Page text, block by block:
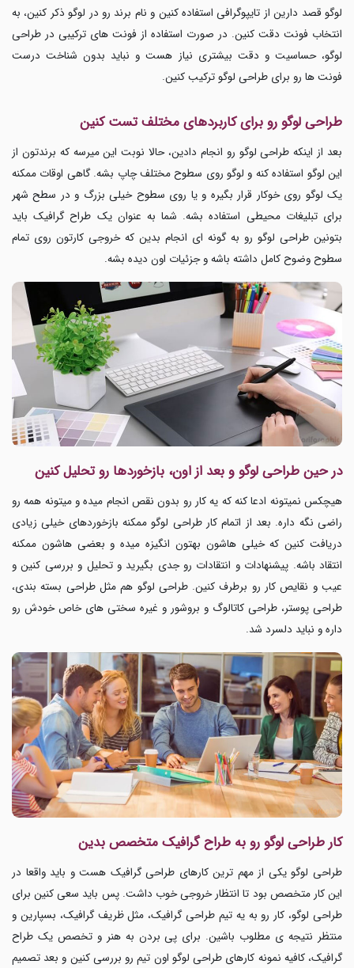
لوگو قصد دارین از تایپوگرافی استفاده کنین و نام برند رو در لوگو ذکر کنین، به
انتخاب فونت دقت کنین. در صورت استفاده از فونت های ترکیبی در طراحی
لوگو، حساسیت و دقت بیشتری نیاز هست و نباید بدون شناخت درست
فونت ها رو برای طراحی لوگو ترکیب کنین.
طراحی لوگو رو برای کاربردهای مختلف تست کنین
بعد از اینکه طراحی لوگو رو انجام دادین، حالا نوبت این میرسه که برندتون از
این لوگو استفاده کنه و لوگو روی سطوح مختلف چاپ بشه. گاهی اوقات ممکنه
یک لوگو روی خوکار قرار بگیره و یا روی سطوح خیلی بزرگ و در سطح شهر
برای تبلیغات محیطی استفاده بشه. شما به عنوان یک طراح گرافیک باید
بتونین طراحی لوگو رو به گونه ای انجام بدین که خروجی کارتون روی تمام
سطوح وضوح کامل داشته باشه و جزئیات اون دیده بشه.
در حین طراحی لوگو و بعد از اون، بازخوردها رو تحلیل کنین
هیچکس نمیتونه ادعا کنه که یه کار رو بدون نقص انجام میده و میتونه همه رو
راضی نگه داره. بعد از اتمام کار طراحی لوگو ممکنه بازخوردهای خیلی زیادی
دریافت کنین که خیلی هاشون بهتون انگیزه میده و بعضی هاشون ممکنه
انتقاد باشه. پیشنهادات و انتقادات رو جدی بگیرید و تحلیل و بررسی کنین و
عیب و نقایص کار رو برطرف کنین. طراحی لوگو هم مثل طراحی بسته بندی،
طراحی پوستر، طراحی کاتالوگ و بروشور و غیره سختی های خاص خودش رو
داره و نباید دلسرد شد.
کار طراحی لوگو رو به طراح گرافیک متخصص بدین
طراحی لوگو یکی از مهم ترین کارهای طراحی گرافیک هست و باید واقعا در
این کار متخصص بود تا انتظار خروجی خوب داشت. پس باید سعی کنین برای
طراحی لوگو، کار رو به یه تیم طراحی گرافیک، مثل ظریف گرافیک، بسپارین و
منتظر نتیجه ی مطلوب باشین. برای پی بردن به هنر و تخصص یک طراح
گرافیک، کافیه نمونه کارهای طراحی لوگو اون تیم رو بررسی کنین و بعد تصمیم